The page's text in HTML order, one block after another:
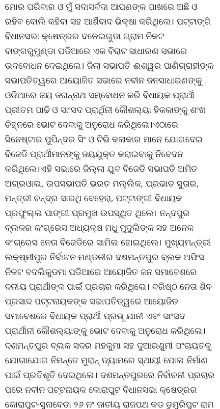
ମୋର ପରିବାର ଓ ମୁଁ ସଦାସର୍ବଦା ଆପଣଙ୍କ ପାଖରେ ଅଛି ଓ
ରହିବ ବୋଲି କହିବା ସହ ଆର୍ଶିବାଦ ଭିକ୍ଷା କରିଥିଲେ। ପଟ୍ଟାଙ୍ଗି
ବିଧାନସଭା କ୍ଷେତ୍ରର ଦଳେଇଗୁଡା ଗ୍ରାମ ନିକଟ
ବାଙ୍ଗରୁମୁଣ୍ଡା ପଡିଆରେ ଏକ ବିରାଟ ସାଧାରଣ ସଭାରେ
ଉଦବୋଧନ ଦେଇଥିଲେ। ଜିଲା ସଭାପତି ଈଶ୍ୱର ପାଣିଗ୍ରାହୀଙ୍କ
ସଭାପତିତ୍ୱରେ ଆୟୋଜିତ ସଭାରେ ନବୀନ ଜନସାଧାରଣଙ୍କୁ
ଓଡିଆରେ ଜୟ ଜଗନ୍ନାଥ ସମ୍ବୋଧନ କରି ବିଧାୟକ ପ୍ରାର୍ଥୀ
ପ୍ରୀତମ ପାଢି ଓ ସାଂସଦ ପ୍ରାର୍ଥିନୀ କୌଶଲ୍ୟା ହିକକାଙ୍କୁ ଶଂଖ
ଚିହ୍ନରେ ଭୋଟ ଦେବାକୁ ଅନୁରୋଧ କରିଥିଲେ।ଏଠାରେ
ସିନେଷ୍ଟାର ପୁପିନ୍ଦର ସିଂ ଓ ଟିଭି କଳାକାର ମାନେ ଯୋଗଦେଇ
ବିଜେଡି ପ୍ରାର୍ଥୀମାନଙ୍କୁ ଜୟଯୁକ୍ତ କରାଇବାକୁ ନିବେଦନ
କରିଥିଲେ।ଏହି ସଭାରେ ଜିଲ୍ଲା ଯୁବ ବିଜେଡି ସଭାପତି ଅମିତ
ଅଗ୍ରଓାଲ, ଉପସଭାପତି ଭରତ ମଲ୍ଲିକ, ପ୍ରଭାତ ସୁତାର,
ମନ୍ତ୍ରୀ ଚନ୍ଦ୍ର ସାରଥି ବେହେରା, ପଟ୍ଟାଙ୍ଗୀ ବିଧାୟକ
ପ୍ରଫୁଲ୍ଲ ପାଙ୍ଗୀ ପ୍ରମୁଖ ଉପସ୍ଥିତ ଥିଲେ। ନନ୍ଦପୁର
ବ୍ଲକର କଂଗ୍ରେସ ଅଧ୍ୟକ୍ଷ ମଧୁ ମୁଦୁଲିଙ୍କ ସହ ଅନେକ
କଂଗ୍ରେସ ନେତା ବିଜେଡିରେ ସାମିଲ ହୋଇଥିଲେ। ମୁଖ୍ୟମନ୍ତ୍ରୀ
ଲକ୍ଷ୍ମୀପୁର ନିର୍ବାଚନ ମଣ୍ଡଳୀର ଦଶମନ୍ତପୁର ବ୍ଲକ ଅଫିସ
ନିକଟ ବଦଲିକୁଡମା ପଡିଆରେ ଆୟୋଜିତ ଜନ ସମାବେଶରେ
ଦଳୀୟ ପ୍ରାର୍ଥୀଙ୍କ ପାଇଁ ପ୍ରଚାର କରିଥିଲେ। ବରିଷ୍ଠ ନେତା ଶିବ
ପ୍ରସାଦ ପଟ୍ଟନାୟକଙ୍କ ସଭାପତିତ୍ୱରେ ଆୟୋଜିତ
ସମାବେଶରେ ବିଧାୟକ ପ୍ରାର୍ଥୀ ପ୍ରଭୂ ଯାନୀ ଏବଂ ସାଂସଦ
ପ୍ରାର୍ଥୀନୀ କୌଶଲ୍ୟାଙ୍କୁ ଭୋଟ ଦେବାକୁ ଅନୁରୋଧ କରିଥିଲେ।
ଦଶମନ୍ତପୁର ବ୍ଲକ ସଦର ମହକୁମା ସହ ଦୁଆରଶୁମୀ ପଂଚାୟତକୁ
ଯୋଗାଯୋଗ ନିମନ୍ତେ ମୁରାନ୍ ଡ୍ୟାମରେ ସ୍ଥାୟୀ ପୋଲ ନିର୍ମାଣ
ପାଇଁ ପ୍ରତିଶୃତି ଦେଇଥିଲେ। ଦଶମନ୍ତପୁରରେ ନିର୍ବାଚନୀ ପ୍ରଚାର
ପରେ ନବୀନ ପଟ୍ଟନାୟକ କୋରାପୁଟ ବିଧାନସଭା କ୍ଷେତ୍ରର
କୋରାପୁଟ-ସୁନାବେଡା ୨୬ ନଂ ଜାତୀୟ ରାଜପଥ କଡ ଡୁମୁରିପୁଟ ରାମ